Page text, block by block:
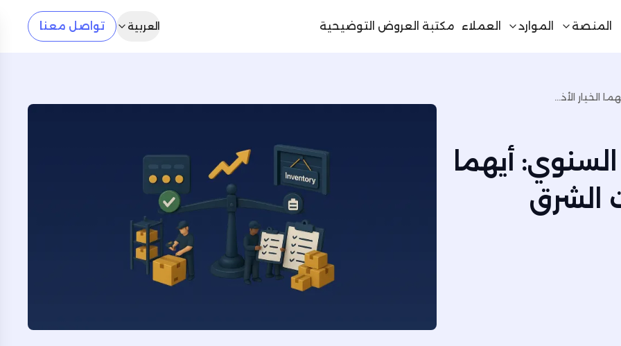
المنصة الموارد العملاء مكتبة العروض التوضيحية العربية تواصل معنا
العدّ الدوري مقابل الجرد السنوي: أيهما الخيار الأذكى لمستودعات الشرق الأوسط؟
السنوي: أيهما
الشرق